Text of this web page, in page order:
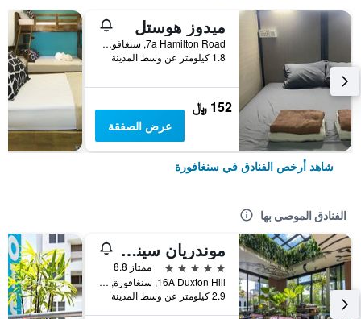
ميدوز هوستل
7a Hamilton Road, سنغافورة, سنغافورة
1.8 كيلومتر عن وسط المدينة
152 ﷼
عرض الصفقة
شاهد أرخص الفنادق في سنغافورة
الفنادق الموصى بها
موندريان سينجابور دوكستون
5 نجوم
ممتاز 8.8
16A Duxton Hill, سنغافورة, سنغافورة
2.9 كيلومتر عن وسط المدينة